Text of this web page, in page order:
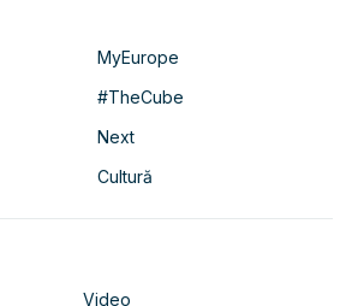
MyEurope
#TheCube
Next
Cultură
Video